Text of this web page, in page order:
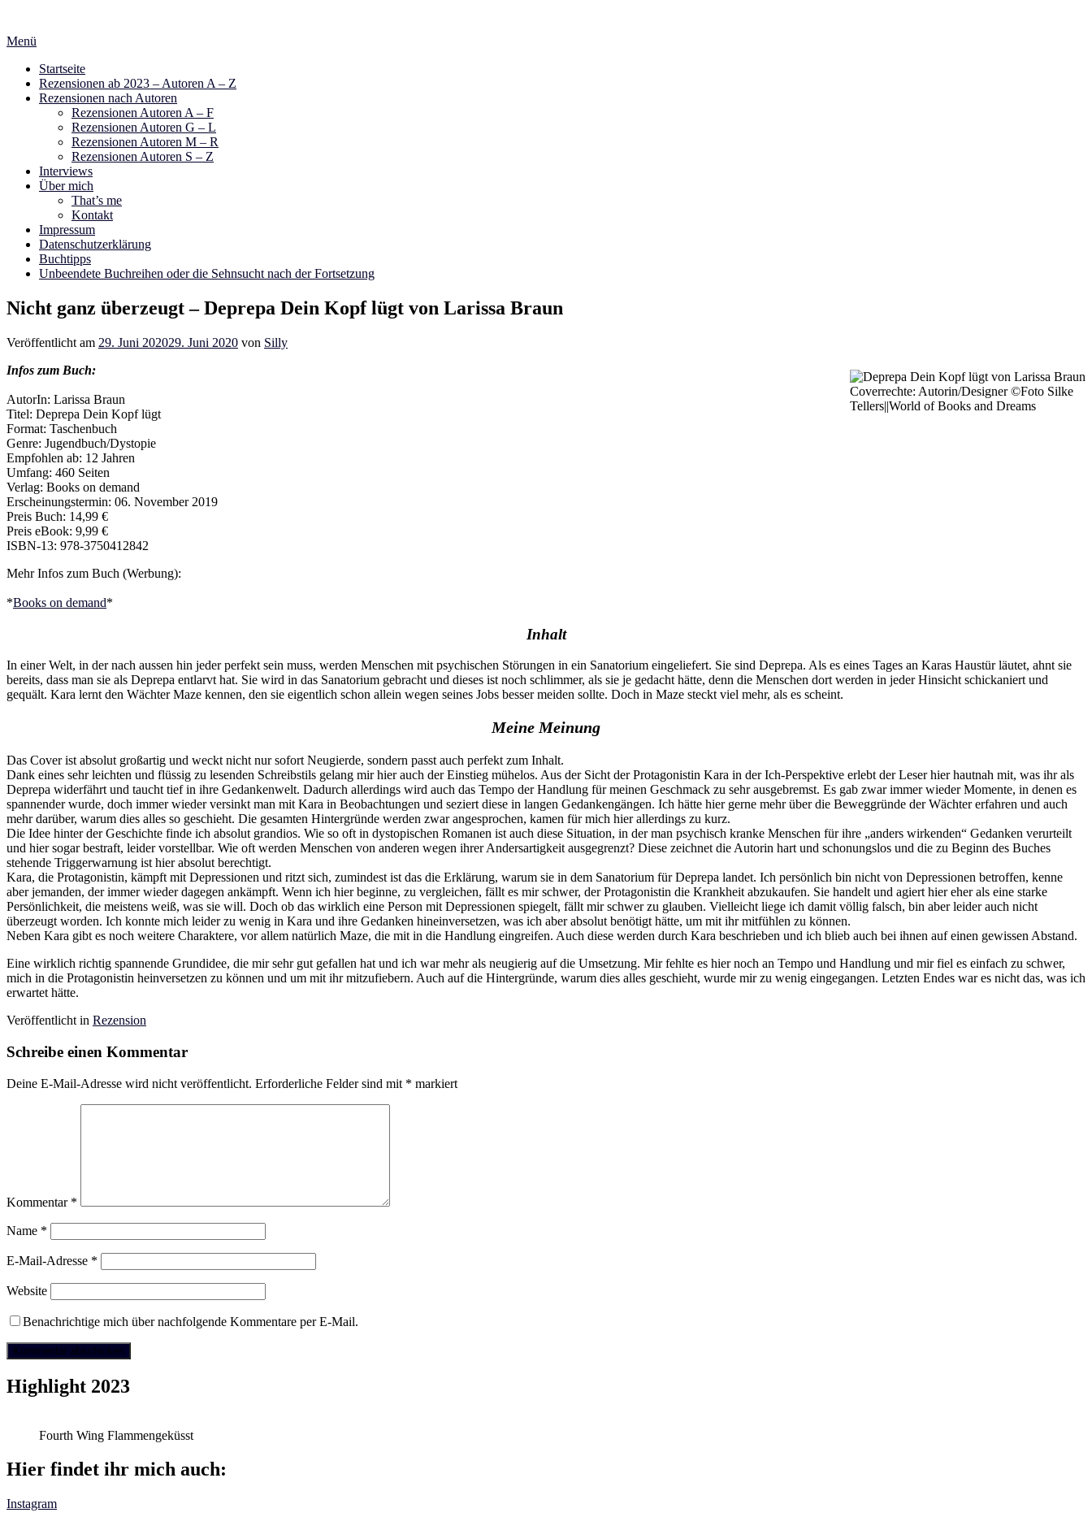
springen
Menü
Startseite
Rezensionen ab 2023 – Autoren A – Z
Rezensionen nach Autoren
Rezensionen Autoren A – F
Rezensionen Autoren G – L
Rezensionen Autoren M – R
Rezensionen Autoren S – Z
Interviews
Über mich
That’s me
Kontakt
Impressum
Datenschutzerklärung
Buchtipps
Unbeendete Buchreihen oder die Sehnsucht nach der Fortsetzung
Nicht ganz überzeugt – Deprepa Dein Kopf lügt von Larissa Braun
Veröffentlicht am 29. Juni 202029. Juni 2020 von Silly
Coverrechte: Autorin/Designer ©Foto Silke
Tellers||World of Books and Dreams
Infos zum Buch:
AutorIn: Larissa Braun
Titel: Deprepa Dein Kopf lügt
Format: Taschenbuch
Genre: Jugendbuch/Dystopie
Empfohlen ab: 12 Jahren
Umfang: 460 Seiten
Verlag: Books on demand
Erscheinungstermin: 06. November 2019
Preis Buch: 14,99 €
Preis eBook: 9,99 €
ISBN-13: 978-3750412842
Mehr Infos zum Buch (Werbung):
*Books on demand*
Inhalt
In einer Welt, in der nach aussen hin jeder perfekt sein muss, werden Menschen mit psychischen Störungen in ein Sanatorium eingeliefert. Sie sind Deprepa. Als es eines Tages an Karas Haustür läutet, ahnt sie
bereits, dass man sie als Deprepa entlarvt hat. Sie wird in das Sanatorium gebracht und dieses ist noch schlimmer, als sie je gedacht hätte, denn die Menschen dort werden in jeder Hinsicht schickaniert und
gequält. Kara lernt den Wächter Maze kennen, den sie eigentlich schon allein wegen seines Jobs besser meiden sollte. Doch in Maze steckt viel mehr, als es scheint.
Meine Meinung
Das Cover ist absolut großartig und weckt nicht nur sofort Neugierde, sondern passt auch perfekt zum Inhalt.
Dank eines sehr leichten und flüssig zu lesenden Schreibstils gelang mir hier auch der Einstieg mühelos. Aus der Sicht der Protagonistin Kara in der Ich-Perspektive erlebt der Leser hier hautnah mit, was ihr als
Deprepa widerfährt und taucht tief in ihre Gedankenwelt. Dadurch allerdings wird auch das Tempo der Handlung für meinen Geschmack zu sehr ausgebremst. Es gab zwar immer wieder Momente, in denen es
spannender wurde, doch immer wieder versinkt man mit Kara in Beobachtungen und seziert diese in langen Gedankengängen. Ich hätte hier gerne mehr über die Beweggründe der Wächter erfahren und auch
mehr darüber, warum dies alles so geschieht. Die gesamten Hintergründe werden zwar angesprochen, kamen für mich hier allerdings zu kurz.
Die Idee hinter der Geschichte finde ich absolut grandios. Wie so oft in dystopischen Romanen ist auch diese Situation, in der man psychisch kranke Menschen für ihre „anders wirkenden“ Gedanken verurteilt
und hier sogar bestraft, leider vorstellbar. Wie oft werden Menschen von anderen wegen ihrer Andersartigkeit ausgegrenzt? Diese zeichnet die Autorin hart und schonungslos und die zu Beginn des Buches
stehende Triggerwarnung ist hier absolut berechtigt.
Kara, die Protagonistin, kämpft mit Depressionen und ritzt sich, zumindest ist das die Erklärung, warum sie in dem Sanatorium für Deprepa landet. Ich persönlich bin nicht von Depressionen betroffen, kenne
aber jemanden, der immer wieder dagegen ankämpft. Wenn ich hier beginne, zu vergleichen, fällt es mir schwer, der Protagonistin die Krankheit abzukaufen. Sie handelt und agiert hier eher als eine starke
Persönlichkeit, die meistens weiß, was sie will. Doch ob das wirklich eine Person mit Depressionen spiegelt, fällt mir schwer zu glauben. Vielleicht liege ich damit völlig falsch, bin aber leider auch nicht
überzeugt worden. Ich konnte mich leider zu wenig in Kara und ihre Gedanken hineinversetzen, was ich aber absolut benötigt hätte, um mit ihr mitfühlen zu können.
Neben Kara gibt es noch weitere Charaktere, vor allem natürlich Maze, die mit in die Handlung eingreifen. Auch diese werden durch Kara beschrieben und ich blieb auch bei ihnen auf einen gewissen Abstand.
Eine wirklich richtig spannende Grundidee, die mir sehr gut gefallen hat und ich war mehr als neugierig auf die Umsetzung. Mir fehlte es hier noch an Tempo und Handlung und mir fiel es einfach zu schwer,
mich in die Protagonistin heinversetzen zu können und um mit ihr mitzufiebern. Auch auf die Hintergründe, warum dies alles geschieht, wurde mir zu wenig eingegangen. Letzten Endes war es nicht das, was ich
erwartet hätte.
Veröffentlicht in Rezension
Schreibe einen Kommentar
Deine E-Mail-Adresse wird nicht veröffentlicht. Erforderliche Felder sind mit * markiert
Kommentar *
Name *
E-Mail-Adresse *
Website
Benachrichtige mich über nachfolgende Kommentare per E-Mail.
Highlight 2023
Fourth Wing Flammengeküsst
Hier findet ihr mich auch:
Instagram